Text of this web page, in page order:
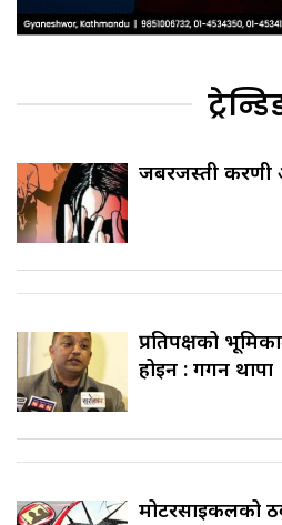
जबरजस्ती करणी
प्रतिपक्षको
होइन : गगन थापा
मोटरसाइकलको